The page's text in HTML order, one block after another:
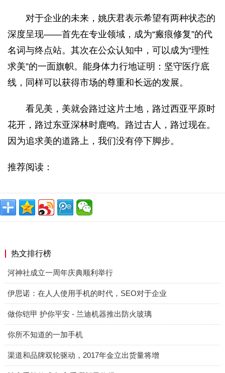
对于企业的未来，姚庆君表示希望有两种状态的
深度呈现——首先在专业领域，成为“瘢痕修复”的代
名词与终点站。其次在公众认知中，可以成为“理性
求美”的一面旗帜。能身体力行地证明：坚守医疗底
线，同样可以获得市场的尊重和长远的发展。
看见美，美就会路过这片土地，路过西亚平原时
花开，路过东亚深林时鹿鸣。路过古人，路过现在。
因为追求美的道路上，我们没有停下脚步。
推荐阅读：
热文排行榜
河神社成立一周年庆典顺利举行
伊思诺：在人人使用手机的时代，SEO对于企业
做你铠甲 护你平安 - 兰迪机器推出防火玻璃
你所不知道的一加手机
渠道和品牌双轮驱动，2017年金立出货量将增